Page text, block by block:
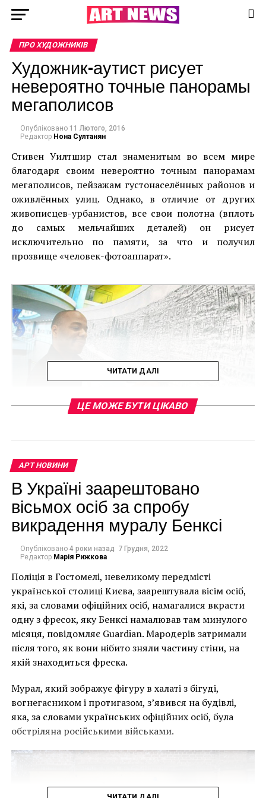
ПРО ХУДОЖНИКІВ
Художник-аутист рисует
невероятно точные панорамы
мегаполисов
Опубліковано 11 Лютого, 2016
Редактор Нона Султанян
Стивен Уилтшир стал знаменитым во всем мире
благодаря своим невероятно точным панорамам
мегаполисов, пейзажам густонаселённых районов и
оживлённых улиц. Однако, в отличие от других
живописцев-урбанистов, все свои полотна (вплоть
до самых мельчайших деталей) он рисует
исключительно по памяти, за что и получил
прозвище «человек-фотоаппарат».
Stephen Wiltshire
Читайте также:
Нежные и умирающие
скульптуры Ребекки Стивенсон
Когда Стивену было три года, врачи
диагностировали синдром саванта, иными словами
– аутизм. Это одно из редких состояний, при
котором человек способен проявлять удивительные
способности в одной или даже нескольких областях
знаний, иметь обостренное чувство времени и
обладать феноменальной памятью, при этом
социальное взаимодействие и общение у людей,
страдающих этим синдромом, зачастую серьёзно
нарушены.
Еще в раннем возрасте преподаватели школы для
детей с ограниченными возможностями заметили у
Стива сильную тягу к рисованию. До пяти лет Стив
не разговаривал, только рисовал все, что видел
вокруг —машины, животных, дома и людей. А самое
частицу. Именно рисование помогало ему
ЧИТАТИ ДАЛІ
ЦЕ МОЖЕ БУТИ ЦІКАВО
АРТ НОВИНИ
В Україні заарештовано
вісьмох осіб за спробу
викрадення муралу Бенксі
Опубліковано 4 роки назад 7 Грудня, 2022
Редактор Марія Рижкова
Поліція в Гостомелі, невеликому передмісті
української столиці Києва, заарештувала вісім осіб,
які, за словами офіційних осіб, намагалися вкрасти
одну з фресок, яку Бенксі намалював там минулого
місяця, повідомляє Guardian. Мародерів затримали
після того, як вони нібито зняли частину стіни, на
якій знаходиться фреска.
Мурал, який зображує фігуру в халаті з бігуді,
вогнегасником і протигазом, з’явився на будівлі,
яка, за словами українських офіційних осіб, була
обстріляна російськими військами.